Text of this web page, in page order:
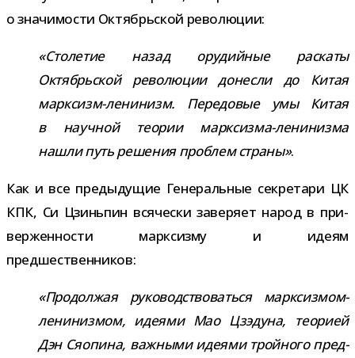
о зна­чи­мо­сти Октябрьской революции:
«Столетие назад ору­дий­ные рас­каты
Октябрьской рево­лю­ции донесли до Китая
марксизм-​ленинизм. Передовые умы Китая
в науч­ной тео­рии марксизма-​ленинизма
нашли путь реше­ния про­блем страны».
Как и все преды­ду­щие Генеральные сек­ре­тари ЦК
КПК, Си Цзиньпин вся­че­ски заве­ряет народ в при­
вер­жен­но­сти марк­сизму и идеям
предшественников:
«Продолжая руко­вод­ство­ваться марксизмом-​
ленинизмом, иде­ями Мао Цзэдуна, тео­рией
Дэн Сяопина, важ­ными иде­ями трой­ного пред­